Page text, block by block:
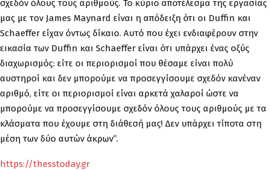
σχεδόν όλους τους αριθμούς. Το κύριο αποτέλεσμα της εργασίας
μας με τον James Maynard είναι η απόδειξη ότι οι Duffin και
Schaeffer είχαν όντως δίκαιο. Αυτό που έχει ενδιαφέρουν στην
εικασία των Duffin και Schaeffer είναι ότι υπάρχει ένας οξύς
διαχωρισμός: είτε οι περιορισμοί που θέσαμε είναι πολύ
αυστηροί και δεν μπορούμε να προσεγγίσουμε σχεδόν κανέναν
αριθμό, είτε οι περιορισμοί είναι αρκετά χαλαροί ώστε να
μπορούμε να προσεγγίσουμε σχεδόν όλους τους αριθμούς με τα
κλάσματα που έχουμε στη διάθεσή μας! Δεν υπάρχει τίποτα στη
μέση των δύο αυτών άκρων”.
https://thesstoday.gr